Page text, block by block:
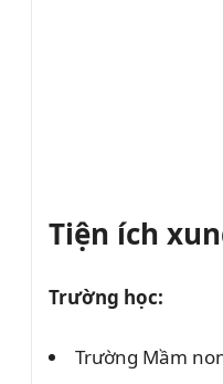
Tiện ích
Trường học:
Trường Mầm